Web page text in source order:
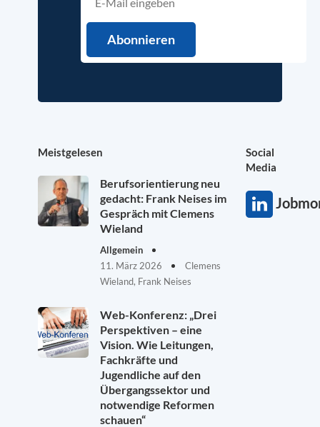
Meistgelesen
Berufsorientierung neu
gedacht: Frank Neises im
Gespräch mit Clemens
Wieland
Allgemein
11. März 2026
Clemens
Wieland, Frank Neises
Web-Konferenz: „Drei
Perspektiven – eine
Vision. Wie Leitungen,
Fachkräfte und
Jugendliche auf den
Übergangssektor und
notwendige Reformen
schauen“
Social
Media